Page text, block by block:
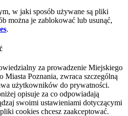
w jaki sposób używane są pliki
można je zablokować lub usunąć,
.
za prowadzenie Miejskiego
Poznania, zwraca szczególną
użytkowników do prywatności.
opisuje za co odpowiadają
swoimi ustawieniami dotyczącymi
cookies chcesz zaakceptować.